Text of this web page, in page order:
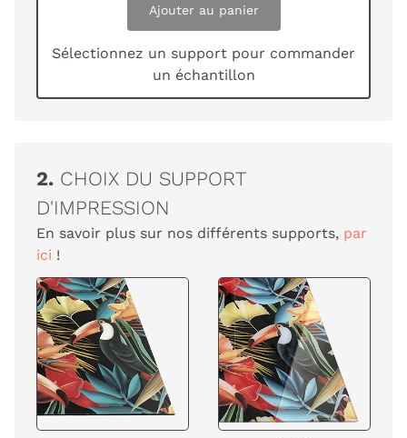
Ajouter au panier
Sélectionnez un support pour commander
un échantillon
2. CHOIX DU SUPPORT
D'IMPRESSION
En savoir plus sur nos différents supports, par
ici !